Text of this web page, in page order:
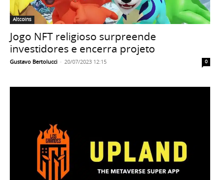
Altcoins
Jogo NFT religioso surpreende
investidores e encerra projeto
Gustavo Bertolucci - 20/07/2023 12:15 0